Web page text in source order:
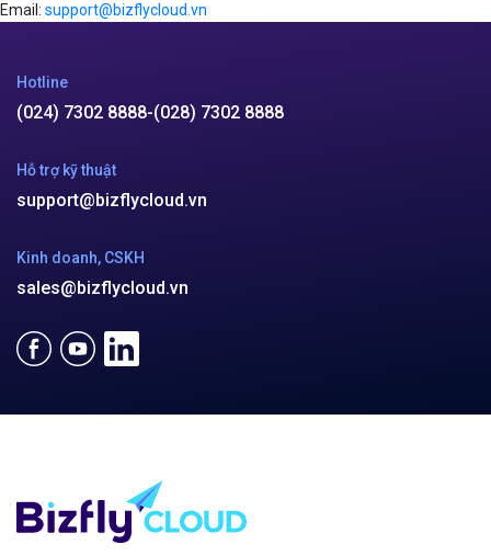
Email: support@bizflycloud.vn
Hotline
(024) 7302 8888-(028) 7302 8888
Hỗ trợ kỹ thuật
support@bizflycloud.vn
Kinh doanh, CSKH
sales@bizflycloud.vn